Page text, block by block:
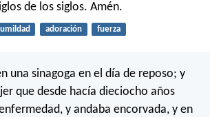
de los siglos. Amén.
adoración fuerza
una sinagoga en el día de reposo; y
que desde hacía dieciocho años
y andaba encorvada, y en